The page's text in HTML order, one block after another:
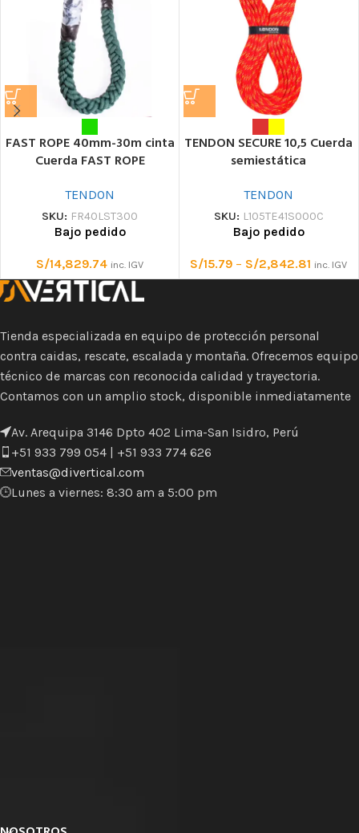
FAST ROPE 40mm-30m cinta
Cuerda FAST ROPE
TENDON
SKU: FR40LST300
Bajo pedido
S/14,829.74 inc. IGV
TENDON SECURE 10,5 Cuerda
semiestática
TENDON
SKU: L105TE41S000C
Bajo pedido
S/15.79 – S/2,842.81 inc. IGV
Tienda especializada en equipo de protección personal
contra caidas, rescate, escalada y montaña. Ofrecemos equipo
técnico de marcas con reconocida calidad y trayectoria.
Contamos con un amplio stock, disponible inmediatamente
Av. Arequipa 3146 Dpto 402 Lima-San Isidro, Perú
+51 933 799 054 | +51 933 774 626
ventas@divertical.com
Lunes a viernes: 8:30 am a 5:00 pm